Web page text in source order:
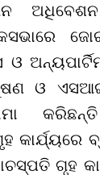
ଓ
କାର୍ଯ୍ୟରେ
ଗୃହ